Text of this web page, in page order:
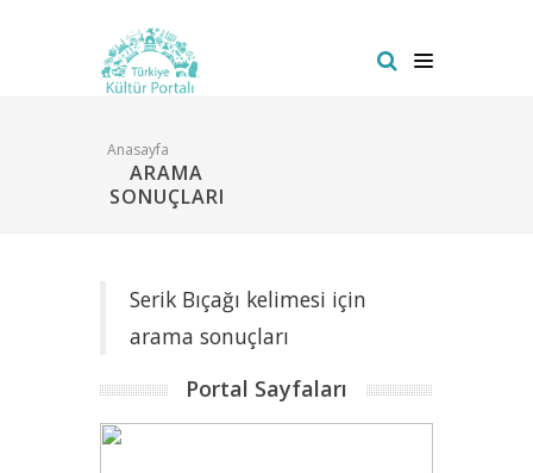
Anasayfa
ARAMA
SONUÇLARI
Serik Bıçağı kelimesi için
arama sonuçları
Portal Sayfaları